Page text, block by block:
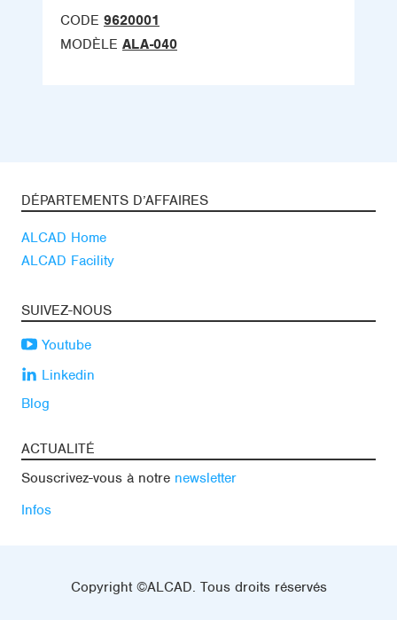
CODE 9620001
MODÈLE ALA-040
DÉPARTEMENTS D’AFFAIRES
ALCAD Home
ALCAD Facility
SUIVEZ-NOUS
Youtube
Linkedin
Blog
ACTUALITÉ
Souscrivez-vous à notre newsletter
Infos
Copyright ©ALCAD. Tous droits réservés